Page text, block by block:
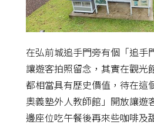
在弘前城追手門旁有個「追手
讓遊客拍照留念，其實在觀
都相當具有歷史價值，待在這
奧義塾外人教師館」開放讓遊
邊座位吃午餐後再來些咖啡及